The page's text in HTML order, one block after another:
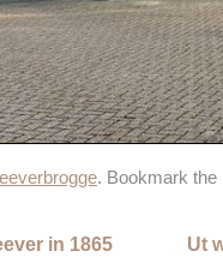
. Bookmark the
in 1865 Ut